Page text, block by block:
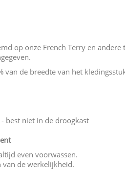
op onze French Terry en andere
van de breedte van het
best niet in de droogkast
even voorwassen.
van de werkelijkheid.